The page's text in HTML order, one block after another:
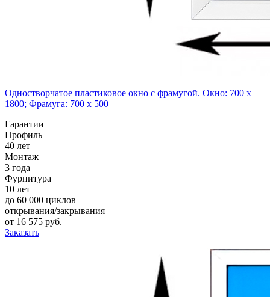
Одностворчатое пластиковое окно с фрамугой. Окно: 700 x
1800; Фрамуга: 700 x 500
Гарантии
Профиль
40 лет
Монтаж
3 года
Фурнитура
10 лет
до 60 000 циклов
открывания/закрывания
от 16 575 pуб.
Заказать